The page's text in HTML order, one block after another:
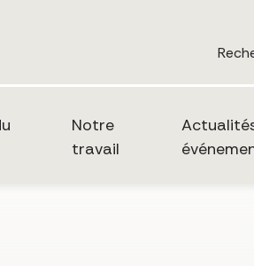
Notre
travail